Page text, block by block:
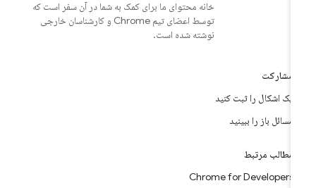
خانه محتوای ما برای کمک به شما در آن سفر است که
توسط اعضای تیم Chrome و کارشناسان خارجی
نوشته شده است.
مشارکت
یک اشکال را ثبت کنید
مسائل باز را ببینید
مطالب مرتبط
Chrome for Developers